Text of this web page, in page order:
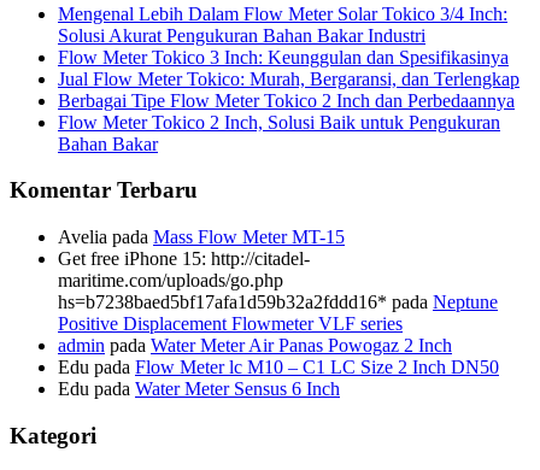
Mengenal Lebih Dalam Flow Meter Solar Tokico 3/4 Inch:
Solusi Akurat Pengukuran Bahan Bakar Industri
Flow Meter Tokico 3 Inch: Keunggulan dan Spesifikasinya
Jual Flow Meter Tokico: Murah, Bergaransi, dan Terlengkap
Berbagai Tipe Flow Meter Tokico 2 Inch dan Perbedaannya
Flow Meter Tokico 2 Inch, Solusi Baik untuk Pengukuran
Bahan Bakar
Komentar Terbaru
Avelia pada Mass Flow Meter MT-15
Get free iPhone 15: http://citadel-
maritime.com/uploads/go.php
hs=b7238baed5bf17afa1d59b32a2fddd16* pada Neptune
Positive Displacement Flowmeter VLF series
admin pada Water Meter Air Panas Powogaz 2 Inch
Edu pada Flow Meter lc M10 – C1 LC Size 2 Inch DN50
Edu pada Water Meter Sensus 6 Inch
Kategori